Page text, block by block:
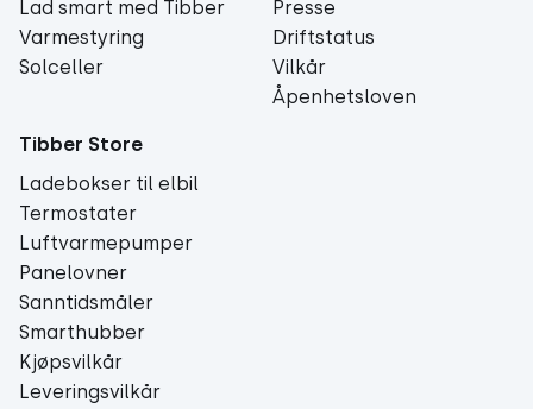
Lad smart med Tibber
Varmestyring
Solceller
Presse
Driftstatus
Vilkår
Åpenhetsloven
Tibber Store
Ladebokser til elbil
Termostater
Luftvarmepumper
Panelovner
Sanntidsmåler
Smarthubber
Kjøpsvilkår
Leveringsvilkår